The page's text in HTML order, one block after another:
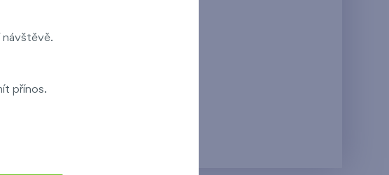
návštěvě.
přínos.